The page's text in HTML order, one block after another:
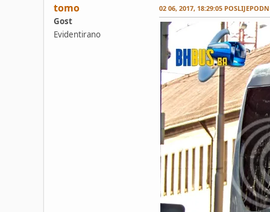
tomo
Gost
Evidentirano
02 06, 2017, 18:29:05